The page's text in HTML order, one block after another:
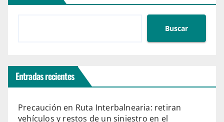
Buscar
Entradas recientes
Precaución en Ruta Interbalnearia: retiran
vehículos y restos de un siniestro en el